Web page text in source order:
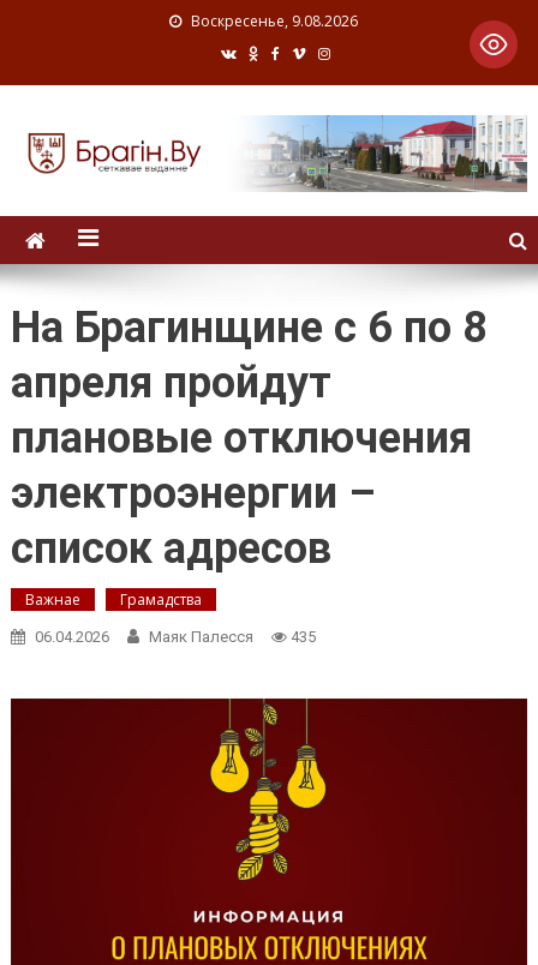
Воскресенье, 9.08.2026
На Брагинщине с 6 по 8
апреля пройдут
плановые отключения
электроэнергии –
список адресов
Важнае Грамадства
06.04.2026 Маяк Палесся 435